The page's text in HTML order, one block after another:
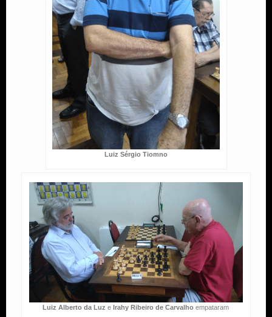
Luiz Sérgio Tiomno
Luiz Alberto da Luz eIrahy Ribeiro de Carvalho empataram